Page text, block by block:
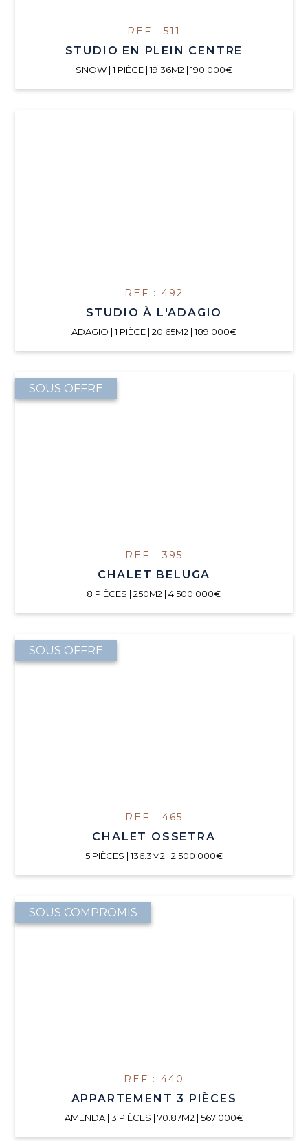
REF : 511
STUDIO EN PLEIN CENTRE
SNOW | 1 PIÈCE | 19.36M2 | 190 000€
REF : 492
STUDIO À L'ADAGIO
ADAGIO | 1 PIÈCE | 20.65M2 | 189 000€
SOUS OFFRE
REF : 395
CHALET BELUGA
8 PIÈCES | 250M2 | 4 500 000€
SOUS OFFRE
REF : 465
CHALET OSSETRA
5 PIÈCES | 136.3M2 | 2 500 000€
SOUS COMPROMIS
REF : 440
APPARTEMENT 3 PIÈCES
AMENDA | 3 PIÈCES | 70.87M2 | 567 000€